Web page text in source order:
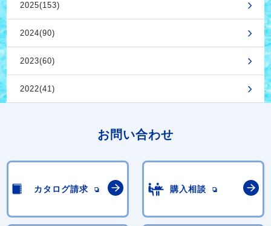
2025(153)
2024(90)
2023(60)
2022(41)
お問い合わせ
カタログ請求 購入相談